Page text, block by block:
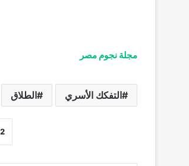
مجلة نجوم مصر
التفكك الأسري الطلاق